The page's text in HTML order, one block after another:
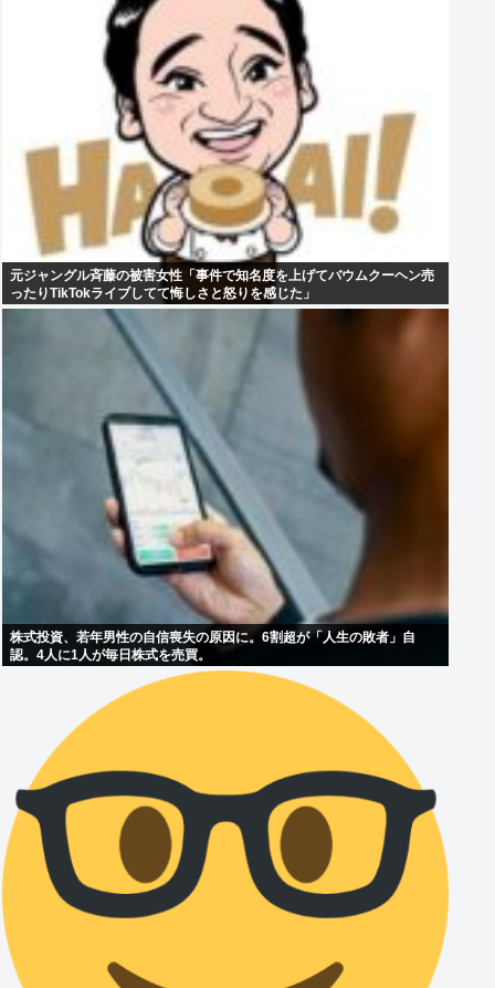
元ジャングル斉藤の被害女性「事件で知名度を上げてバウムクーヘン売
ったりTikTokライブしてて悔しさと怒りを感じた」
株式投資、若年男性の自信喪失の原因に。6割超が「人生の敗者」自
認。4人に1人が毎日株式を売買。